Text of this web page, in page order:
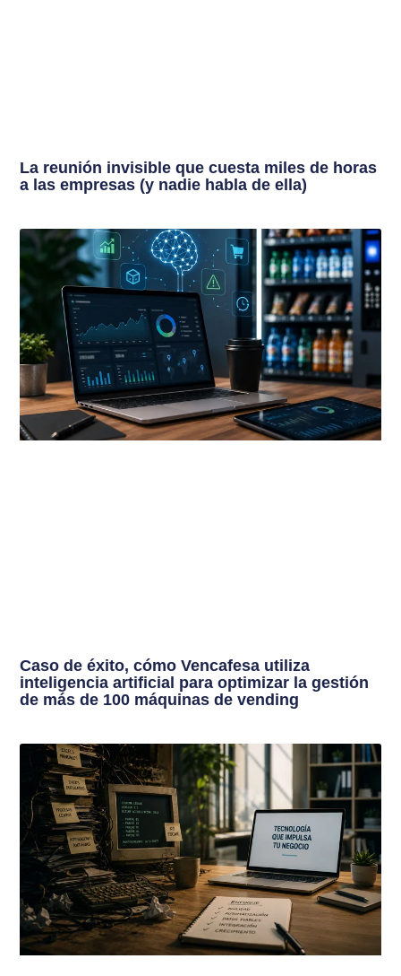
La reunión invisible que cuesta miles de horas
a las empresas (y nadie habla de ella)
Caso de éxito, cómo Vencafesa utiliza
inteligencia artificial para optimizar la gestión
de más de 100 máquinas de vending